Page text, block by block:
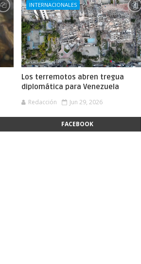
INTERNACIONALES
Los terremotos abren tregua
diplomática para Venezuela
Redacción Jun 29, 2026
FACEBOOK